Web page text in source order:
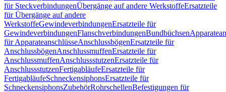
für SteckverbindungenÜbergänge auf andere WerkstoffeErsatzteile
für Übergänge auf andere
WerkstoffeGewindeverbindungenErsatzteile für
GewindeverbindungenFlanschverbindungenBundbüchsen
für ApparateanschlüsseAnschlussbögenErsatzteile für
AnschlussbögenAnschlussmuffenErsatzteile für
AnschlussmuffenAnschlussstutzenErsatzteile für
AnschlussstutzenFertigabläufeErsatzteile für
FertigabläufeSchneckensiphonsErsatzteile für
SchneckensiphonsZubehörRohrschellenBefestigungen für